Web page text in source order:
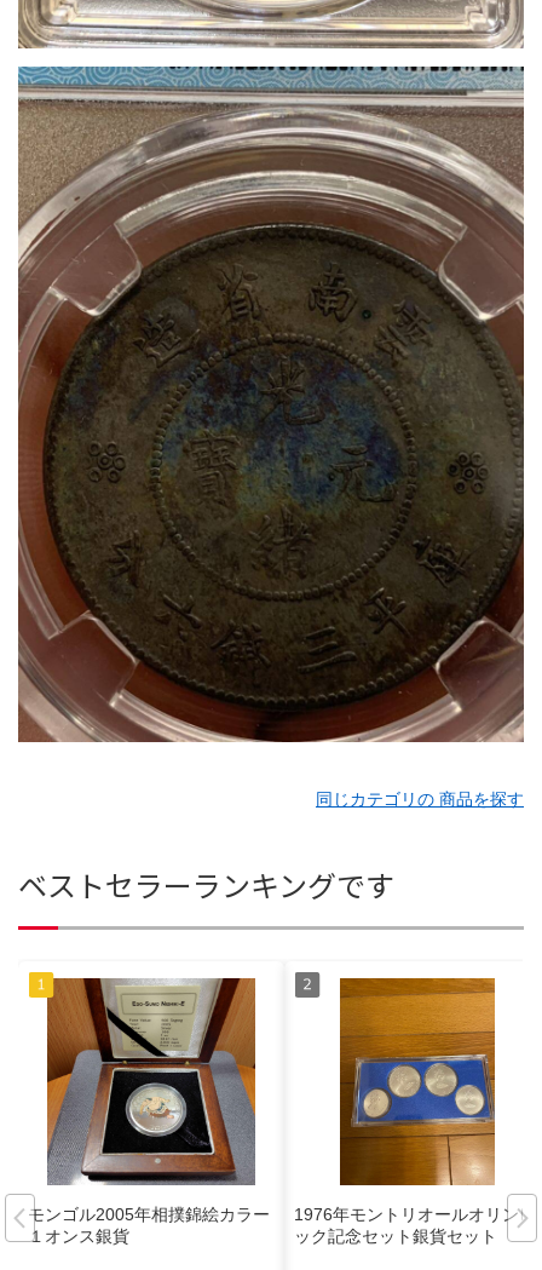
同じカテゴリの 商品を探す
ベストセラーランキングです
モンゴル2005年相撲錦絵カラー
１オンス銀貨
1976年モントリオールオリンピ
ック記念セット銀貨セット